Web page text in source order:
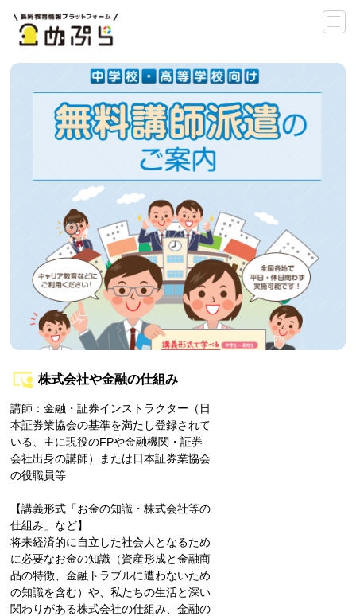
株式会社や金融の仕組み
講師：金融・証券インストラクター（日
本証券業協会の基準を満たし登録されて
いる、主に現役のFPや金融機関・証券
会社出身の講師）または日本証券業協会
の役職員等
【講義形式「お金の知識・株式会社等の
仕組み」など】
将来経済的に自立した社会人となるため
に必要なお金の知識（資産形成と金融商
品の特徴、金融トラブルに遭わないため
の知識を含む）や、私たちの生活と深い
関わりがある株式会社の仕組み、金融の